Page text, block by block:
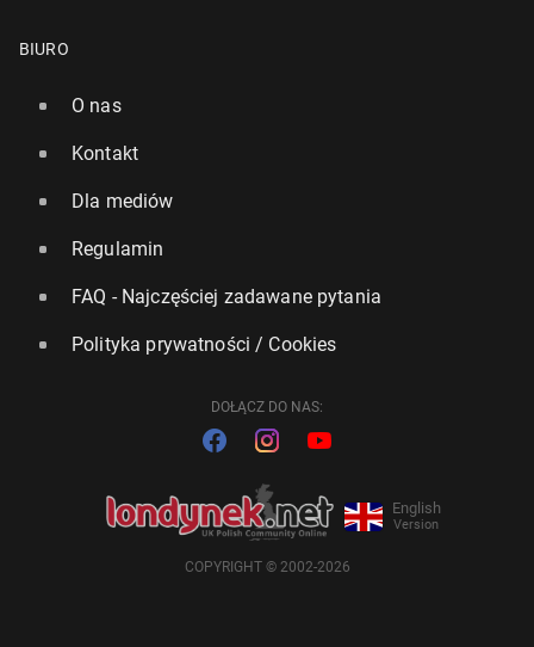
BIURO
O nas
Kontakt
Dla mediów
Regulamin
FAQ - Najczęściej zadawane pytania
Polityka prywatności / Cookies
DOŁĄCZ DO NAS:
English
Version
COPYRIGHT © 2002-2026